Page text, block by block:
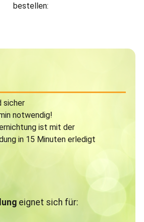
bestellen:
sicher
notwendig!
ist mit der
in 15 Minuten erledigt
eignet sich für: